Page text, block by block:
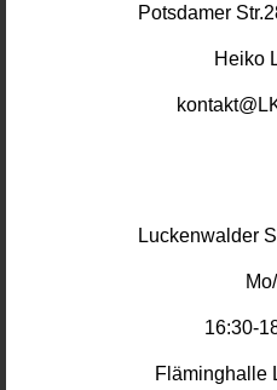
Potsdamer
Heiko
Luckenwalder
16:30-
Fläminghalle